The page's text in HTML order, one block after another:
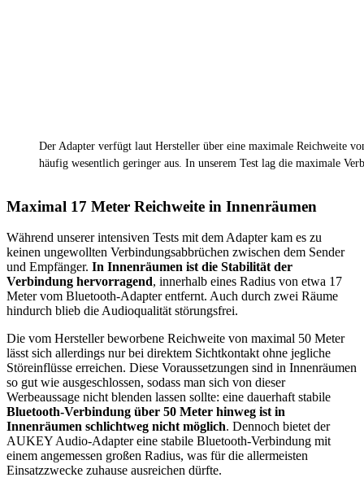
Der Adapter verfügt laut Hersteller über eine maximale Reichweite
häufig wesentlich geringer aus. In unserem Test lag die maximale
Maximal 17 Meter Reichweite in Innenräumen
Während unserer intensiven Tests mit dem Adapter kam es zu
keinen ungewollten Verbindungsabbrüchen zwischen dem Sender
und Empfänger. In Innenräumen ist die Stabilität der
Verbindung hervorragend, innerhalb eines Radius von etwa 17
Meter vom Bluetooth-Adapter entfernt. Auch durch zwei Räume
hindurch blieb die Audioqualität störungsfrei.
Die vom Hersteller beworbene Reichweite von maximal 50 Meter
lässt sich allerdings nur bei direktem Sichtkontakt ohne jegliche
Störeinflüsse erreichen. Diese Voraussetzungen sind in Innenräumen
so gut wie ausgeschlossen, sodass man sich von dieser
Werbeaussage nicht blenden lassen sollte: eine dauerhaft stabile
Bluetooth-Verbindung über 50 Meter hinweg ist in
Innenräumen schlichtweg nicht möglich. Dennoch bietet der
AUKEY Audio-Adapter eine stabile Bluetooth-Verbindung mit
einem angemessen großen Radius, was für die allermeisten
Einsatzzwecke zuhause ausreichen dürfte.